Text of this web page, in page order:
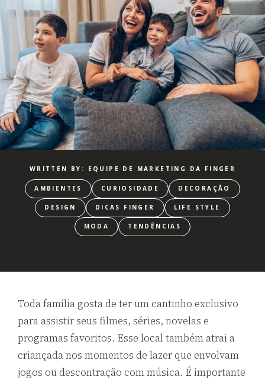
WRITTEN BY: EQUIPE DE MARKETING DA FINGER
AMBIENTES CURIOSIDADE DECORAÇÃO
DESIGN DICAS FINGER LIFE STYLE
MODA TENDÊNCIAS
Toda família gosta de ter um cantinho exclusivo
para assistir seus filmes, séries, novelas e
programas favoritos. Esse local também atrai a
criançada nos momentos de lazer que envolvam
jogos ou descontração com música. É importante